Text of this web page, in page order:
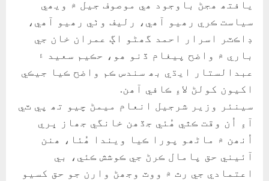
يافتھ ھجڻ باوجود ھي موصوف جيل ۾ ويھي
سياست ڪري رھيو آھي، رليف وٺي رھيو آھي،
ڊاڪٽر اسرار احمد گھڻو اڳ عمران خان جي
باري ۾ واضح پيغام ڏنو ھو، حڪيم سعيد ۽
عبدالستار ايڌي بھ سندس ڪم واضح ڪيا جيڪي
اکيون کولڻ لاءِ ڪافي آھن.
سينئر وزير شرجيل انعام ميمڻ چيو تھ پي ٽي
آءِ اُن وقت ڪٿي ھُئي جڏھن خانگي جھاز ڀري
اُنھن ۾ ماڻھو پورا ڪيا ويندا ھُئا، ھنن
آئيني حق پامال ڪرڻ جي ڪوشش ڪئي، بي
اعتمادي جي رٿ ۾ ووٽ وجھڻ وارن جو حق کسيو